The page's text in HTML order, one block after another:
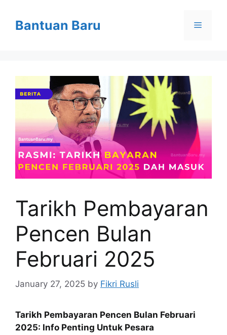
contentBantuan Baru Menu
Tarikh Pembayaran
Pencen Bulan
Februari 2025
January 27, 2025 by Fikri Rusli
Tarikh Pembayaran Pencen Bulan Februari
2025: Info Penting Untuk Pesara